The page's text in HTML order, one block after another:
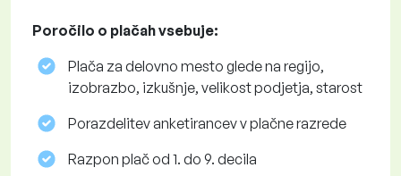
Poročilo o plačah vsebuje:
Plača za delovno mesto glede na regijo,
izobrazbo, izkušnje, velikost podjetja, starost
Porazdelitev anketirancev v plačne razrede
Razpon plač od 1. do 9. decila